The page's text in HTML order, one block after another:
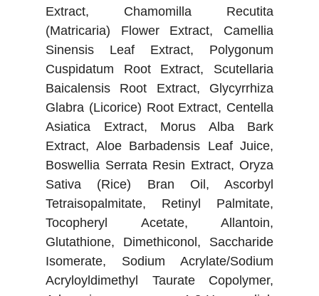
Extract, Chamomilla Recutita
(Matricaria) Flower Extract, Camellia
Sinensis Leaf Extract, Polygonum
Cuspidatum Root Extract, Scutellaria
Baicalensis Root Extract, Glycyrrhiza
Glabra (Licorice) Root Extract, Centella
Asiatica Extract, Morus Alba Bark
Extract, Aloe Barbadensis Leaf Juice,
Boswellia Serrata Resin Extract, Oryza
Sativa (Rice) Bran Oil, Ascorbyl
Tetraisopalmitate, Retinyl Palmitate,
Tocopheryl Acetate, Allantoin,
Glutathione, Dimethiconol, Saccharide
Isomerate, Sodium Acrylate/Sodium
Acryloyldimethyl Taurate Copolymer,